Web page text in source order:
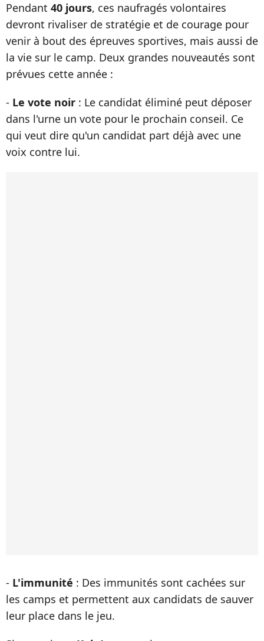
Pendant 40 jours, ces naufragés volontaires
devront rivaliser de stratégie et de courage pour
venir à bout des épreuves sportives, mais aussi de
la vie sur le camp. Deux grandes nouveautés sont
prévues cette année :
- Le vote noir : Le candidat éliminé peut déposer
dans l'urne un vote pour le prochain conseil. Ce
qui veut dire qu'un candidat part déjà avec une
voix contre lui.
- L'immunité : Des immunités sont cachées sur
les camps et permettent aux candidats de sauver
leur place dans le jeu.